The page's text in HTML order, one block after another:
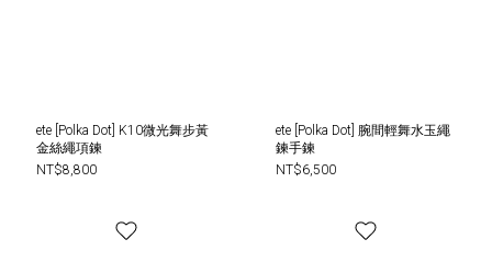
ete [Polka Dot] K10微光舞步黃
金絲繩項鍊
NT$8,800
ete [Polka Dot] 腕間輕舞水玉繩
鍊手鍊
NT$6,500